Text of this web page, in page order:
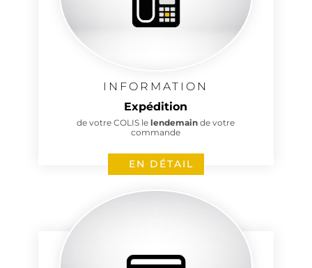
INFORMATION
Expédition
de votre COLIS lelendemainde votre
commande
EN DÉTAIL